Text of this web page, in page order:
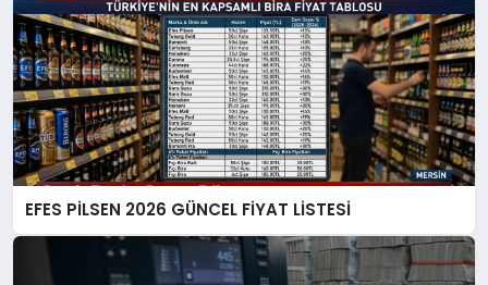
EFES PİLSEN 2026 GÜNCEL FİYAT LİSTESİ